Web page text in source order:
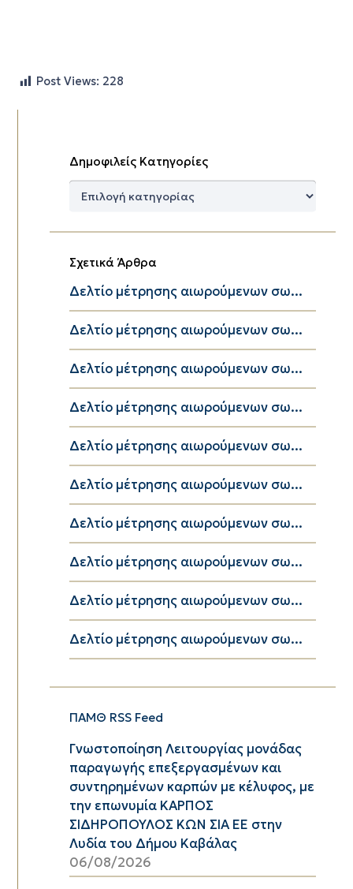
Post Views: 228
Δημοφιλείς Κατηγορίες
Δημοφιλείς
Σχετικά Άρθρα
Δελτίο μέτρησης αιωρούμενων σω...
Δελτίο μέτρησης αιωρούμενων σω...
Δελτίο μέτρησης αιωρούμενων σω...
Δελτίο μέτρησης αιωρούμενων σω...
Δελτίο μέτρησης αιωρούμενων σω...
Δελτίο μέτρησης αιωρούμενων σω...
Δελτίο μέτρησης αιωρούμενων σω...
Δελτίο μέτρησης αιωρούμενων σω...
Δελτίο μέτρησης αιωρούμενων σω...
Δελτίο μέτρησης αιωρούμενων σω...
ΠΑΜΘ RSS Feed
Γνωστοποίηση Λειτουργίας μονάδας
παραγωγής επεξεργασμένων και
συντηρημένων καρπών με κέλυφος, με
την επωνυμία ΚΑΡΠΟΣ
ΣΙΔΗΡΟΠΟΥΛΟΣ ΚΩΝ ΣΙΑ ΕΕ στην
Λυδία του Δήμου Καβάλας
06/08/2026